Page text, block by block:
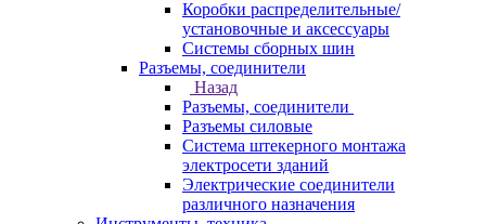
Коробки распределительные/
установочные и аксессуары
Системы сборных шин
Разъемы, соединители
Назад
Разъемы, соединители
Разъемы силовые
Система штекерного монтажа
электросети зданий
Электрические соединители
различного назначения